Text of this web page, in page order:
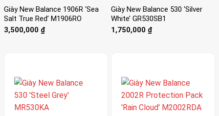
Tất cả những sản phẩm này đều được thiết kế với cùng
một sự chú ý đến chi tiết và công nghệ đổi mới như dòng
giày của họ, khiến chúng trở thành sự bổ sung hoàn hảo cho
thể không nhắc đến, đó chính là
New Balance
không quá quan tâm đến sneakers hay giày dép nói chung,
rất dễ lầm tưởng New Balance là thương hiệu đến từ Hàn
Giày New Balance 1906R ‘Sea
Salt True Red’ M1906RO
3,500,000 ₫
Giày New Balance 530 ‘Silver
White’ GR530SB1
1,750,000 ₫